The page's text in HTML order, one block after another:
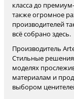
класса до
также огромное
производителей
всё собрано здесь.
Производитель
Стильные решения
моделях
материалам и
выбором